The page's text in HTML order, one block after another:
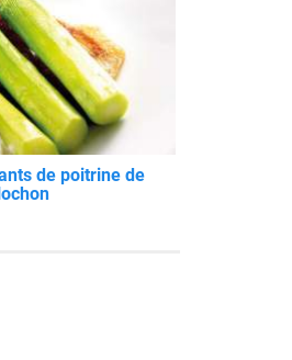
de poitrine de